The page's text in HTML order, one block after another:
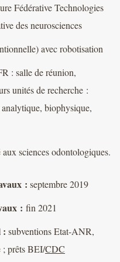
Fédérative Technologies
des neurosciences
avec robotisation
: salle de réunion,
unités de recherche :
biophysique,
sciences odontologiques.
: septembre 2019
: fin 2021
: subventions Etat-ANR,
prêts BEI/CDC